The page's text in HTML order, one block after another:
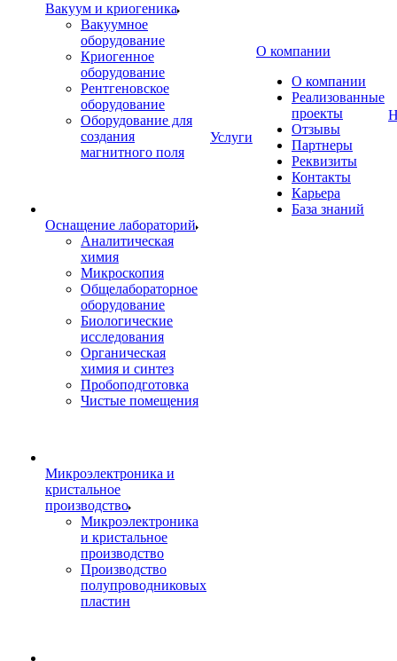
Вакуум и криогеника
Вакуумное
оборудование
Криогенное
оборудование
Рентгеновское
оборудование
Оборудование для
создания
магнитного поля
Оснащение лабораторий
Аналитическая
химия
Микроскопия
Общелабораторное
оборудование
Биологические
исследования
Органическая
химия и синтез
Пробоподготовка
Чистые помещения
Микроэлектроника и
кристальное
производство
Микроэлектроника
и кристальное
производство
Производство
полупроводниковых
пластин
Услуги
О компании
О компании
Реализованные
проекты
Отзывы
Партнеры
Реквизиты
Контакты
Карьера
База знаний